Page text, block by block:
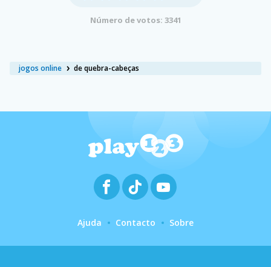
jogos online de quebra-cabeças
Número de votos: 3341
Ajuda Contacto Sobre